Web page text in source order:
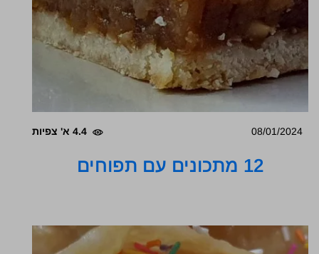
08/01/2024 4.4 א' צפיות
12 מתכונים עם תפוחים